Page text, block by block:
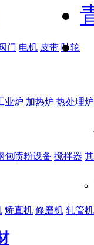
门 电机 皮带 叶轮
业炉 加热炉 热处理炉
包喷粉设备 搅拌器
矫直机 修磨机 轧管机